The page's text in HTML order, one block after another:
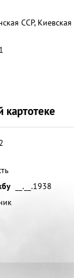
ССР, Киевская
картотеке
__.__.1938